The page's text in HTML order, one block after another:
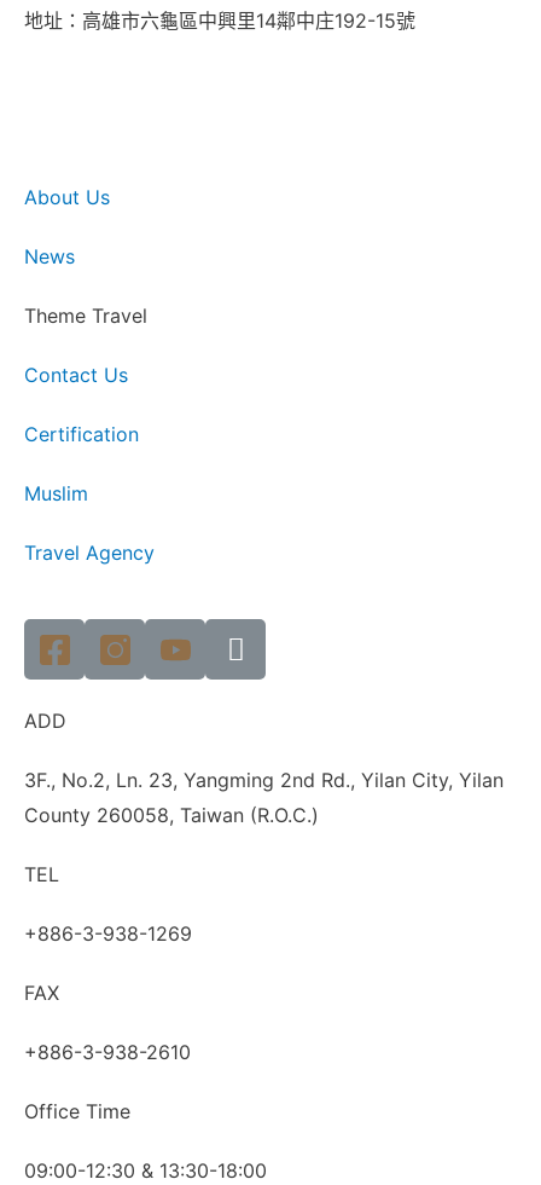
地址：高雄市六龜區中興里14鄰中庄192-15號
About Us
News
Theme Travel
Contact Us
Certification
Muslim
Travel Agency
ADD
3F., No.2, Ln. 23, Yangming 2nd Rd., Yilan City, Yilan
County 260058, Taiwan (R.O.C.)
TEL
+886-3-938-1269
FAX
+886-3-938-2610
Office Time
09:00-12:30 & 13:30-18:00